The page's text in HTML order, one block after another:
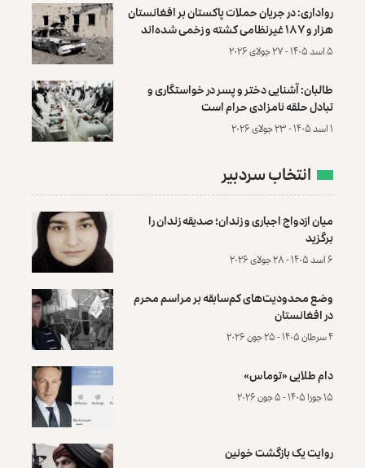
رواداری: در جریان حملات پاکستان بر افغانستان
هزار و ۱۸۷ غیرنظامی کشته و زخمی شده‌اند
۵ اسد ۱۴۰۵ - ۲۷ جولای ۲۰۲۶
طالبان: آشنایی دختر و پسر در خواستگاری و
تبادل حلقه نامزادی حرام است
۱ اسد ۱۴۰۵ - ۲۳ جولای ۲۰۲۶
انتخاب سردبیر
میان ازدواج اجباری و زندان؛ صدیقه زندان را
برگزید
۶ اسد ۱۴۰۵ - ۲۸ جولای ۲۰۲۶
وضع محدودیت‌های کم‌سابقه بر مراسم محرم
در افغانستان
۴ سرطان ۱۴۰۵ - ۲۵ جون ۲۰۲۶
دام طلایی «توماس»
۱۵ جوزا ۱۴۰۵ - ۵ جون ۲۰۲۶
روایت یک بازگشت خونین